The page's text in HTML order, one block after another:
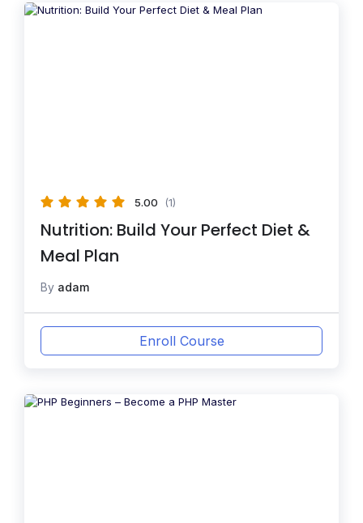
5.00 (1)
Nutrition: Build Your Perfect Diet &
Meal Plan
By adam
Enroll Course